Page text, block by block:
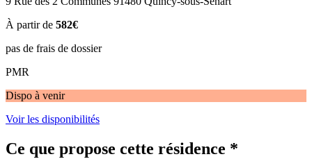
À partir de 582€
pas de frais de dossier
PMR
Dispo à venir
Voir les disponibilités
Ce que propose cette résidence *